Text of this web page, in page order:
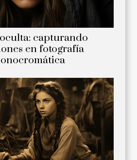
capturando
en fotografía